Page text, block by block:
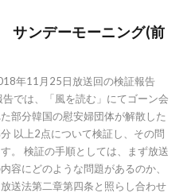
サンデーモーニング(前
年11月25日放送回の検証報告
告では、「風を読む」にてゴーン会
部分韓国の慰安婦団体が解散した
以上2点について検証し、その問
。 検証の手順としては、まず放送
容にどのような問題があるのか、
送法第二章第四条と照らし合わせ